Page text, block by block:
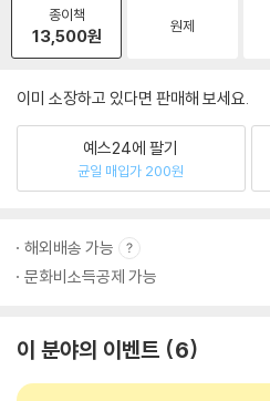
종이책
13,500원 원제
이미 소장하고 있다면 판매해 보세요.
예스24에 팔기
균일 매입가 200원
해외배송 가능
문화비소득공제 가능
이 분야의 이벤트 6